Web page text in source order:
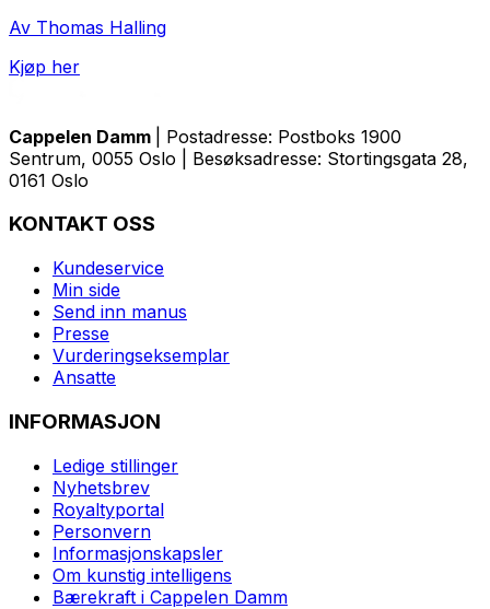
Av Thomas Halling
Kjøp her
Cappelen Damm
| Postadresse: Postboks 1900
Sentrum, 0055 Oslo | Besøksadresse: Stortingsgata 28,
0161 Oslo
KONTAKT OSS
Kundeservice
Min side
Send inn manus
Presse
Vurderingseksemplar
Ansatte
INFORMASJON
Ledige stillinger
Nyhetsbrev
Royaltyportal
Personvern
Informasjonskapsler
Om kunstig intelligens
Bærekraft i Cappelen Damm